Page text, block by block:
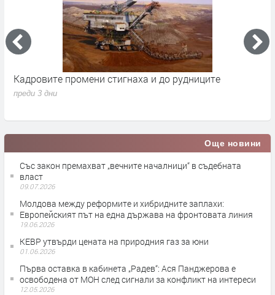
Парите от Брюксел свалиха бюджетния дефицит до
1.7% от БВП
Още новини
Със закон премахват „вечните началници“ в съдебната
власт
09.07.2026
Молдова между реформите и хибридните заплахи:
Европейският път на една държава на фронтовата линия
19.06.2026
КЕВР утвърди цената на природния газ за юни
01.06.2026
Първа оставка в кабинета „Радев“: Ася Панджерова е
освободена от МОН след сигнали за конфликт на интереси
12.05.2026